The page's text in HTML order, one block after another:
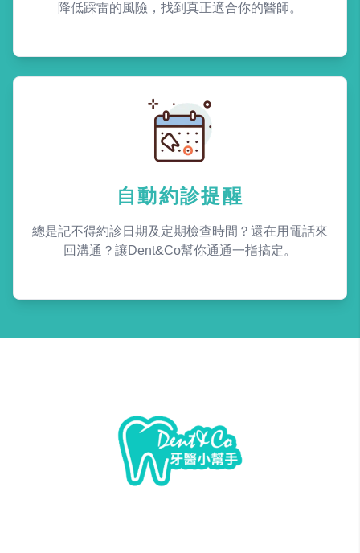
降低踩雷的風險，找到真正適合你的醫師。
自動約診提醒
總是記不得約診日期及定期檢查時間？還在用電話來
回溝通？讓Dent&Co幫你通通一指搞定。